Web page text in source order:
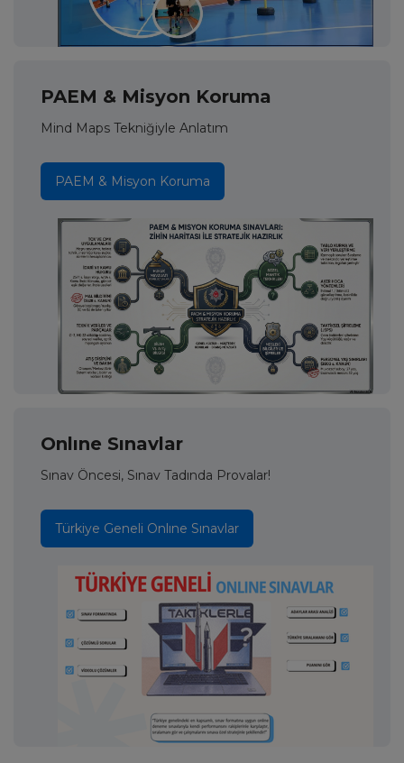
PAEM & Misyon Koruma
Mind Maps Tekniğiyle Anlatım
PAEM & Misyon Koruma
Onlıne Sınavlar
Sınav Öncesi, Sınav Tadında Provalar!
Türkiye Geneli Onlıne Sınavlar